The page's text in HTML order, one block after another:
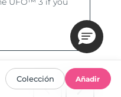
Colección Añadir